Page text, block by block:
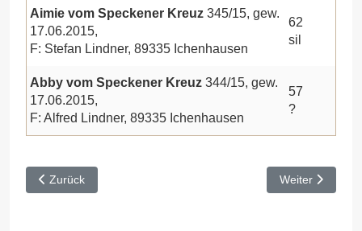
Aimie vom Speckener Kreuz 345/15, gew.
17.06.2015,
F: Stefan Lindner, 89335 Ichenhausen
62
sil
Abby vom Speckener Kreuz 344/15, gew.
17.06.2015,
F: Alfred Lindner, 89335 Ichenhausen
57
?
Vorheriger Beitrag: VJP Werneck 2016
Zurück Nächster
Weiter